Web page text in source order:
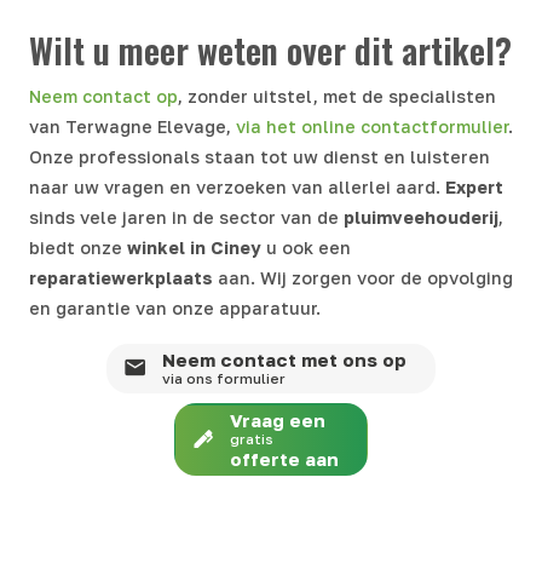
Wilt u meer weten over dit artikel?
Neem contact op, zonder uitstel, met de specialisten
van Terwagne Elevage, via het online contactformulier.
Onze professionals staan tot uw dienst en luisteren
naar uw vragen en verzoeken van allerlei aard. Expert
sinds vele jaren in de sector van de pluimveehouderij,
biedt onze winkel in Ciney u ook een
reparatiewerkplaats aan. Wij zorgen voor de opvolging
en garantie van onze apparatuur.
Neem contact met ons op
via ons formulier
Vraag een
gratis
offerte aan